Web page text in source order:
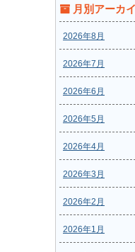
月別アーカ
2026年8月
2026年7月
2026年6月
2026年5月
2026年4月
2026年3月
2026年2月
2026年1月